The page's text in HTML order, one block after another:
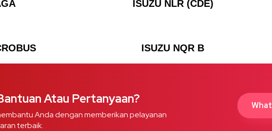
ISUZU NLR (CDE)
ISUZU NQR B
Atau Pertanyaan?
Anda dengan memberikan pelayanan
terbaik.